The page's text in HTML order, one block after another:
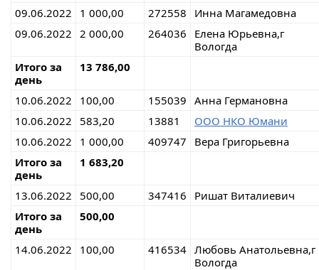
09.06.2022
1 000,00 272558
Инна Магамедовна
09.06.2022
2 000,00 264036
Елена Юрьевна,г
Вологда
Итого за
день
13 786,00
10.06.2022 100,00 155039 Анна Германовна
10.06.2022
583,20 13881
ООО НКО Юмани
10.06.2022
1 000,00 409747
Вера Григорьевна
Итого за
день
1 683,20
13.06.2022 500,00 347416
Ришат Виталиевич
Итого за
день
500,00
14.06.2022 100,00 416534 Любовь Анатольевна,г
Вологда